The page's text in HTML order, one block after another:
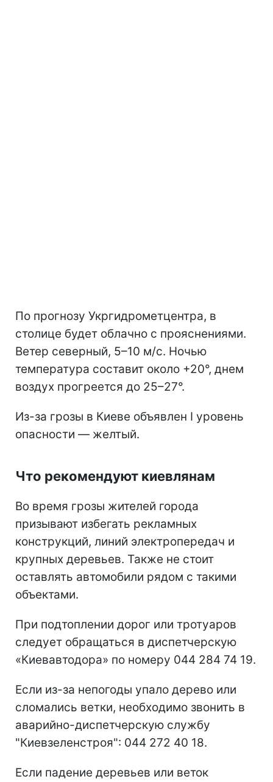
По прогнозу Укргидрометцентра, в
столице будет облачно с прояснениями.
Ветер северный, 5–10 м/с. Ночью
температура составит около +20°, днем
воздух прогреется до 25–27°.
Из-за грозы в Киеве объявлен I уровень
опасности — желтый.
Что рекомендуют киевлянам
Во время грозы жителей города
призывают избегать рекламных
конструкций, линий электропередач и
крупных деревьев. Также не стоит
оставлять автомобили рядом с такими
объектами.
При подтоплении дорог или тротуаров
следует обращаться в диспетчерскую
«Киевавтодора» по номеру 044 284 74 19.
Если из-за непогоды упало дерево или
сломались ветки, необходимо звонить в
аварийно-диспетчерскую службу
"Киевзеленстроя": 044 272 40 18.
Если падение деревьев или веток